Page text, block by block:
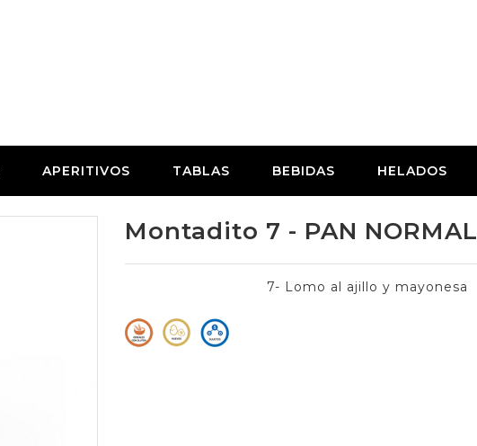
APERITIVOS TABLAS BEBIDAS HELADOS
Montadito 7 - PAN NORMAL
7- Lomo al ajillo y mayonesa